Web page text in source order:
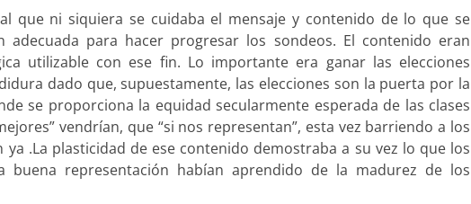
que ni siquiera se cuidaba el mensaje y contenido de lo que se
adecuada para hacer progresar los sondeos. El contenido eran
utilizable con ese fin. Lo importante era ganar las elecciones
dado que, supuestamente, las elecciones son la puerta por la
se proporciona la equidad secularmente esperada de las clases
vendrían, que “si nos representan”, esta vez barriendo a los
.La plasticidad de ese contenido demostraba a su vez lo que los
buena representación habían aprendido de la madurez de los